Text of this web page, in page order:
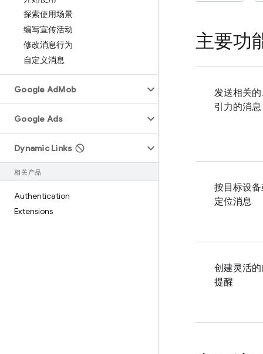
探索使用场景
编写宣传活动
修改消息行为
自定义消息
Google AdMob
Google Ads
Dynamic Links
相关产品
Authentication
Extensions
主要功
发送相关
引力的消息
按目标设
定位消息
创建灵活
提醒